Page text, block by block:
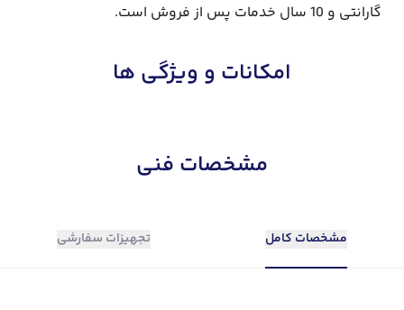
گارانتی و 10 سال خدمات پس از فروش است.
امکانات و ویژگی ها
مشخصات فنی
مشخصات کامل تجهیزات سفارشی